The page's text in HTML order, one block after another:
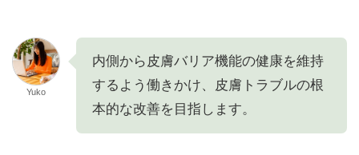
Yuko
内側から皮膚バリア機能の健康を維持
するよう働きかけ、皮膚トラブルの根
本的な改善を目指します。